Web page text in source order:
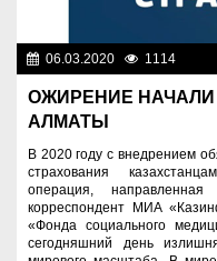
06.03.2020 1114
ОЖИРЕНИЕ
АЛМАТЫ
В 2020 году с внедрением
страхования
операция,
корреспондент МИА
«Фонда социального
сегодняшний день